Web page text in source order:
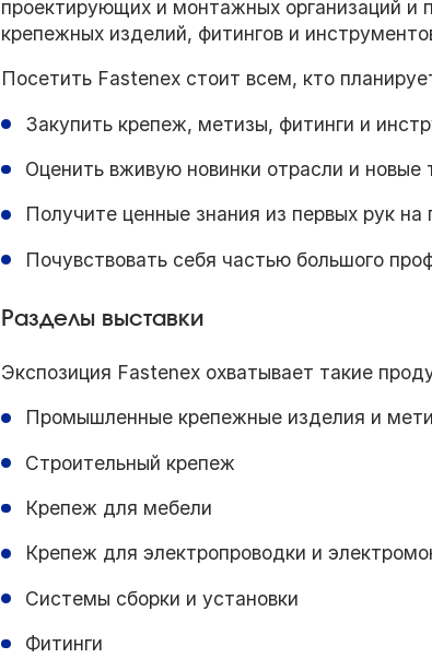
проектирующих и монтажных организаций и
крепежных изделий, фитингов и
Посетить Fastenex стоит всем, кто
Закупить крепеж, метизы, фитинги и
Оценить вживую новинки отрасли и новые
Получите ценные знания из первых рук
Почувствовать себя частью большого
Разделы выставки
Экспозиция Fastenex охватывает такие
Промышленные крепежные изделия и
Строительный крепеж
Крепеж для мебели
Крепеж для электропроводки и
Системы сборки и установки
Фитинги